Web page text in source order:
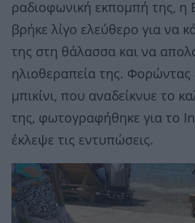
ραδιοφωνική εκπομπή της, η
βρήκε λίγο ελεύθερο για να
της στη θάλασσα και να
ηλιοθεραπεία της. Φορώντας
μπικίνι, που αναδείκνυε το
της, φωτογραφήθηκε για το
έκλεψε τις εντυπώσεις.